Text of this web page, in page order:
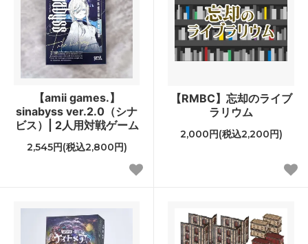
【amii games.】
sinabyss ver.2.0（シナ
ビス）| 2人用対戦ゲーム
2,545円(税込2,800円)
【RMBC】忘却のライブ
ラリウム
2,000円(税込2,200円)